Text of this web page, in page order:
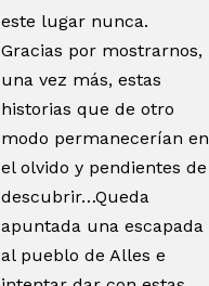
este lugar nunca.
Gracias por mostrarnos,
una vez más, estas
historias que de otro
modo permanecerían en
el olvido y pendientes de
descubrir…Queda
apuntada una escapada
al pueblo de Alles e